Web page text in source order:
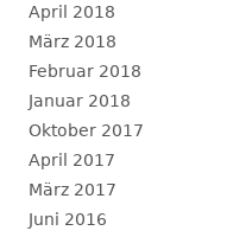
April 2018
März 2018
Februar 2018
Januar 2018
Oktober 2017
April 2017
März 2017
Juni 2016